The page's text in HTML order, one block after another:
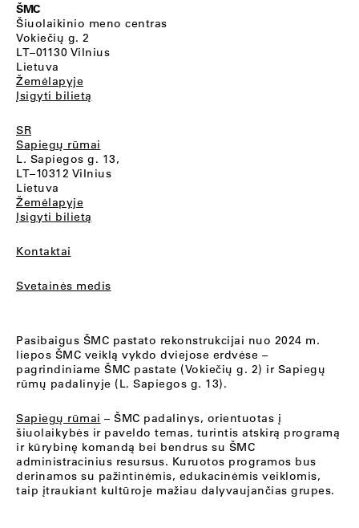
ŠMC
Šiuolaikinio meno centras
Vokiečių g. 2
LT–01130 Vilnius
Lietuva
Žemėlapyje
Įsigyti bilietą
SR
Sapiegų rūmai
L. Sapiegos g. 13,
LT–10312 Vilnius
Lietuva
Žemėlapyje
Įsigyti bilietą
Kontaktai
Svetainės medis
Pasibaigus ŠMC pastato rekonstrukcijai nuo 2024 m.
liepos ŠMC veiklą vykdo dviejose erdvėse –
pagrindiniame ŠMC pastate (Vokiečių g. 2) ir Sapiegų
rūmų padalinyje (L. Sapiegos g. 13).
Sapiegų rūmai – ŠMC padalinys, orientuotas į
šiuolaikybės ir paveldo temas, turintis atskirą programą
ir kūrybinę komandą bei bendrus su ŠMC
administracinius resursus. Kuruotos programos bus
derinamos su pažintinėmis, edukacinėmis veiklomis,
taip įtraukiant kultūroje mažiau dalyvaujančias grupes.